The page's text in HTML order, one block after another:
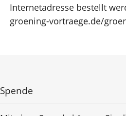
Internetadresse bestellt
groening-vortraege.de/
Spende